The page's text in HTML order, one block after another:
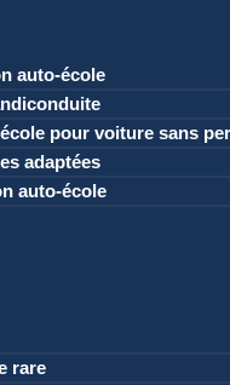
auto-école
pour voiture sans
adaptées
auto-école
rare